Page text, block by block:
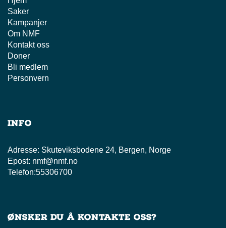
Saker
Kampanjer
Om NMF
Kontakt oss
Doner
Bli medlem
Personvern
Info
Adresse: Skuteviksbodene 24, Bergen, Norge
Epost: nmf@nmf.no
Telefon:55306700
Ønsker du å kontakte oss?